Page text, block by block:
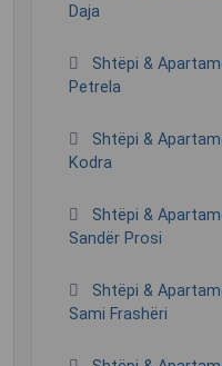
Daja
Shtëpi &
Petrela
Shtëpi &
Kodra
Shtëpi &
Sandër Prosi
Shtëpi &
Sami Frashëri